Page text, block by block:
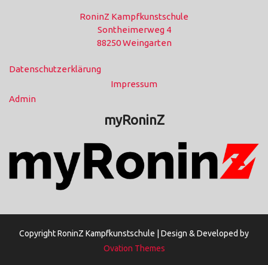
RoninZ Kampfkunstschule
Sontheimerweg 4
88250 Weingarten
Datenschutzerklärung
Impressum
Admin
myRoninZ
Copyright RoninZ Kampfkunstschule |
Design & Developed by
Ovation Themes